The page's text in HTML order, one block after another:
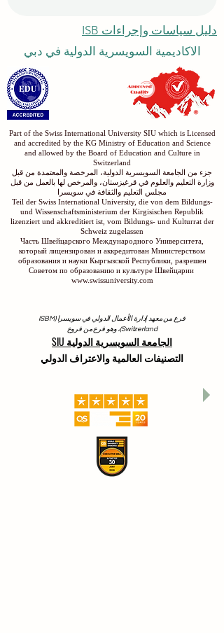
دليل سياسات وإجراءات ISB
الاكاديمية السويسرية الدولية في دبي
Part of the Swiss International University SIU which is Licensed
and accredited by the KG Ministry of Education and Science
and allowed by the Board of Education and Culture in
Switzerland
جزء من الجامعة السويسرية الدولية، المرخصة والمعتمدة من قبل
وزارة التعليم والعلوم في قرغيزستان، والمرخص لها بالعمل من قبل
مجلس التعليم والثقافة في سويسرا
Teil der Swiss International University, die von dem Bildungs-
und Wissenschaftsministerium der Kirgisischen Republik
lizenziert und akkreditiert ist, vom Bildungs- und Kulturrat der
Schweiz zugelassen
Часть Швейцарского Международного Университета,
который лицензирован и аккредитован Министерством
образования и науки Кыргызской Республики, разрешен
Советом по образованию и культуре Швейцарии
www.swissuniversity.com
فرع من معهد إدارة الأعمال الدولي في سويسرا (ISBM
Switzerland)، وهو فرع من فروع
الجامعة السويسرية الدولية SIU
التصنيفات العالمية والاعتراف الدولي